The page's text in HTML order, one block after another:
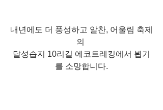
내년에도 더 풍성하고 알찬, 어울림 축제
의
달성습지 10리길 에코트레킹에서 뵙기
를 소망합니다.